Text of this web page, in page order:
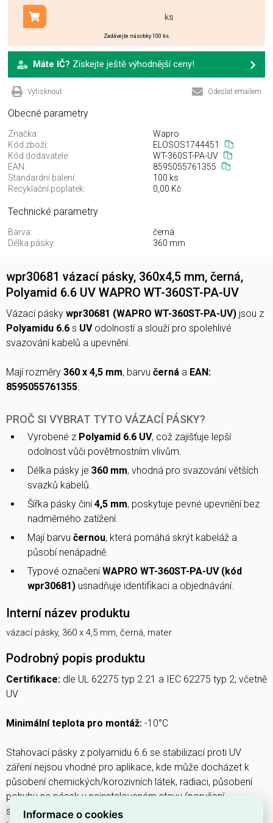
ks
Přidat do košíku
Zadávejte násobky 100 ks.
Máte IČ? Získejte ještě výhodnější ceny!
Vytisknout Odeslat emailem
Obecné parametry
Značka:
Wapro
Kód zboží:
ELOSOS1744451
Kód dodavatele:
WT-360ST-PA-UV
EAN:
8595055761355
Standardní balení:
100 ks
Recyklační poplatek:
0,00 Kč
Technické parametry
Barva:
černá
Délka pásky:
360 mm
wpr30681 vázací pásky, 360x4,5 mm, černá,
Polyamid 6.6 UV WAPRO WT-360ST-PA-UV
Vázací pásky wpr30681 (WAPRO WT-360ST-PA-UV) jsou z
Polyamidu 6.6 s UVodolností a slouží pro spolehlivé
svazování kabelů a upevnění.
Mají rozměry 360 x 4,5 mm, barvu černá a EAN:
8595055761355.
PROČ SI VYBRAT TYTO VÁZACÍ PÁSKY?
Vyrobené z Polyamid 6.6 UV, což zajišťuje lepší
odolnost vůči povětrnostním vlivům.
Délka pásky je 360 mm, vhodná pro svazování větších
svazků kabelů.
Šířka pásky činí4,5 mm, poskytuje pevné upevnění bez
nadměrného zatížení.
Mají barvu černou, která pomáhá skrýt kabeláž a
působí nenápadně.
Typové označeníWAPRO WT-360ST-PA-UV (kód
wpr30681) usnadňuje identifikaci a objednávání.
Interní název produktu
vázací pásky, 360 x 4,5 mm, černá, mater
Podrobný popis produktu
Certifikace: dle UL 62275 typ 2.21 a IEC 62275 typ 2; včetně
UV
Minimální teplota pro montáž: -10°C
Stahovací pásky z polyamidu 6.6 se stabilizací proti UV
záření nejsou vhodné pro aplikace, kde může docházet k
působení chemických/korozivních látek, radiaci, působení
pohybu na pásek v nainstalovaném stavu (porušení
statického stavu), aplikace předpokládající přímý styk s
Informace o cookies